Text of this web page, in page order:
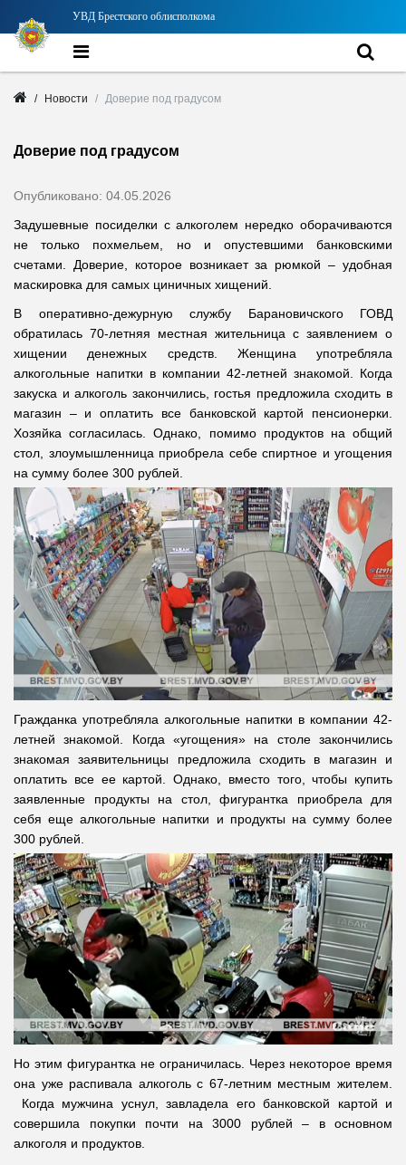
УВД Брестского облисполкома
Новости Доверие под градусом
Доверие под градусом
Опубликовано: 04.05.2026
Задушевные посиделки с алкоголем нередко оборачиваются
не только похмельем, но и опустевшими банковскими
счетами. Доверие, которое возникает за рюмкой – удобная
маскировка для самых циничных хищений.
В оперативно-дежурную службу Барановичского ГОВД
обратилась 70-летняя местная жительница с заявлением о
хищении денежных средств. Женщина употребляла
алкогольные напитки в компании 42-летней знакомой. Когда
закуска и алкоголь закончились, гостья предложила сходить в
магазин – и оплатить все банковской картой пенсионерки.
Хозяйка согласилась. Однако, помимо продуктов на общий
стол, злоумышленница приобрела себе спиртное и угощения
на сумму более 300 рублей.
Гражданка употребляла алкогольные напитки в компании 42-
летней знакомой. Когда «угощения» на столе закончились
знакомая заявительницы предложила сходить в магазин и
оплатить все ее картой. Однако, вместо того, чтобы купить
заявленные продукты на стол, фигурантка приобрела для
себя еще алкогольные напитки и продукты на сумму более
300 рублей.
Но этим фигурантка не ограничилась. Через некоторое время
она уже распивала алкоголь с 67-летним местным жителем.
Когда мужчина уснул, завладела его банковской картой и
совершила покупки почти на 3000 рублей – в основном
алкоголя и продуктов.